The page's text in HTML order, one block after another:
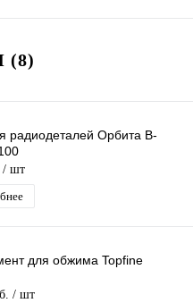
радиодеталей Орбита B-
/ шт
для обжима Topfine
/ шт